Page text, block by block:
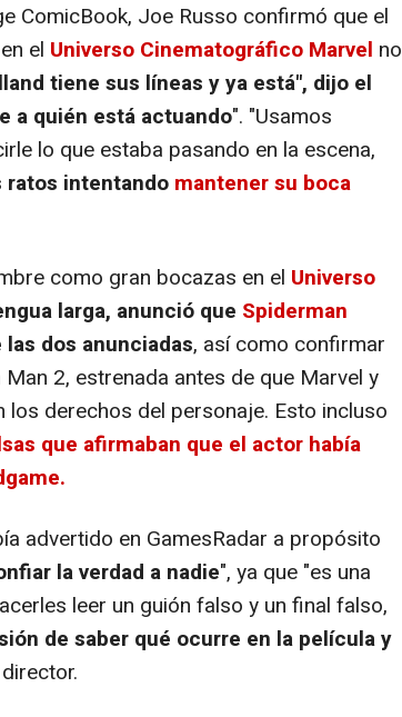
ComicBook, Joe Russo confirmó que el
el Universo Cinematográfico Marvel no
tiene sus líneas y ya está", dijo el
a quién está actuando". "Usamos
lo que estaba pasando en la escena,
ratos intentando mantener su boca
como gran bocazas en el Universo
larga, anunció que Spiderman
las dos anunciadas, así como confirmar
2, estrenada antes de que Marvel y
los derechos del personaje. Esto incluso
que afirmaban que el actor había
advertido en GamesRadar a propósito
la verdad a nadie", ya que "es una
leer un guión falso y un final falso,
de saber qué ocurre en la película y